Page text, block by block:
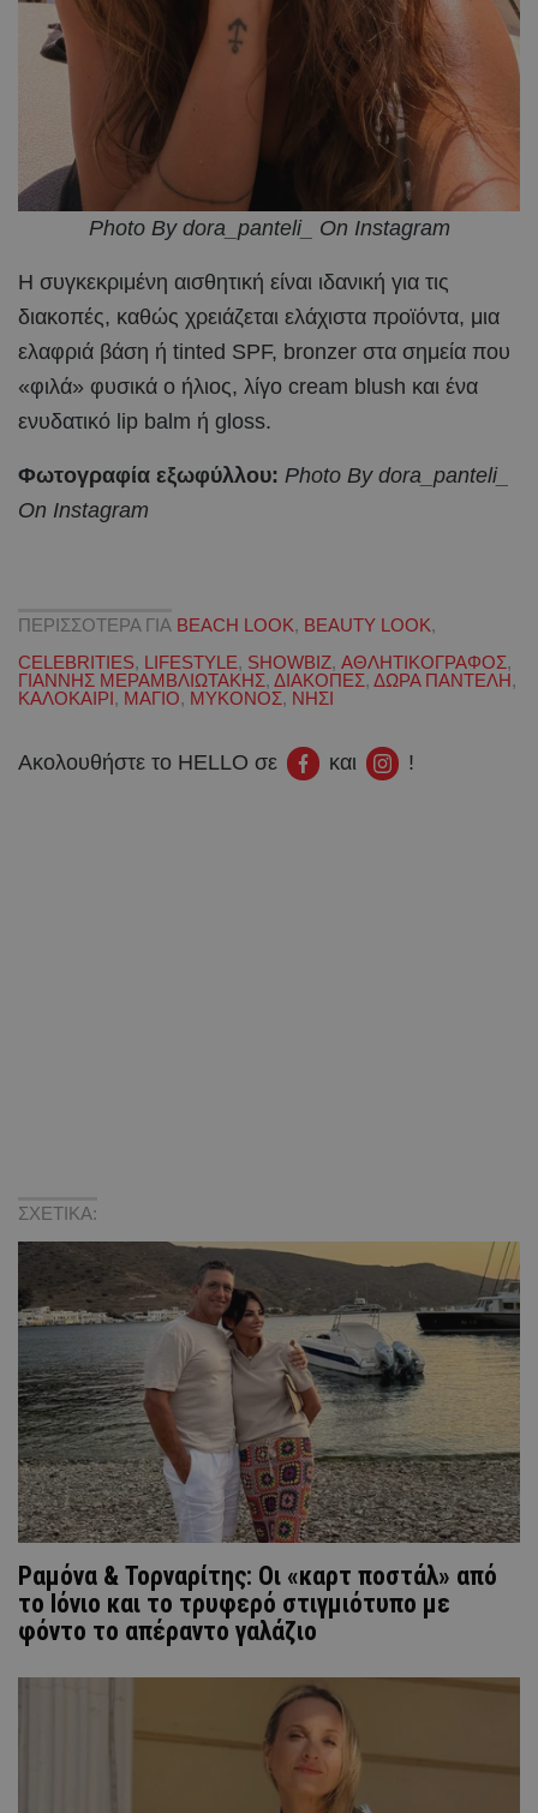
Photo By dora_panteli_ On Instagram
Η συγκεκριμένη αισθητική είναι ιδανική για τις
διακοπές, καθώς χρειάζεται ελάχιστα προϊόντα, μια
ελαφριά βάση ή tinted SPF, bronzer στα σημεία που
«φιλά» φυσικά ο ήλιος, λίγο cream blush και ένα
ενυδατικό lip balm ή gloss.
Φωτογραφία εξωφύλλου: Photo By dora_panteli_
On Instagram
ΠΕΡΙΣΣΟΤΕΡΑ ΓΙΑ BEACH LOOK, BEAUTY LOOK,
CELEBRITIES, LIFESTYLE, SHOWBIZ, ΑΘΛΗΤΙΚΟΓΡΑΦΟΣ,
ΓΙΑΝΝΗΣ ΜΕΡΑΜΒΛΙΩΤΑΚΗΣ, ΔΙΑΚΟΠΕΣ, ΔΩΡΑ ΠΑΝΤΕΛΗ,
ΚΑΛΟΚΑΙΡΙ, ΜΑΓΙΟ, ΜΥΚΟΝΟΣ, ΝΗΣΙ
Ακολουθήστε το HELLO σε και !
ΣΧΕΤΙΚΑ:
Ραμόνα & Τορναρίτης: Οι «καρτ ποστάλ» από
το Ιόνιο και το τρυφερό στιγμιότυπο με
φόντο το απέραντο γαλάζιο